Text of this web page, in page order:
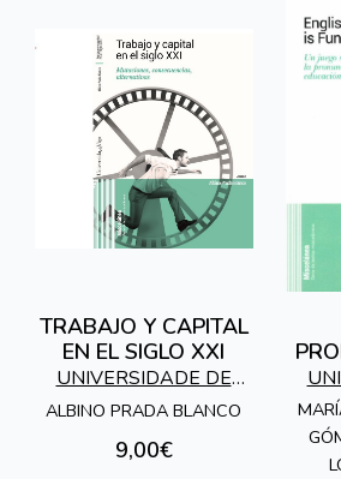
TRABAJO Y CAPITAL
EN EL SIGLO XXI
UNIVERSIDADE DE
VIGO
ALBINO PRADA BLANCO
9,00€